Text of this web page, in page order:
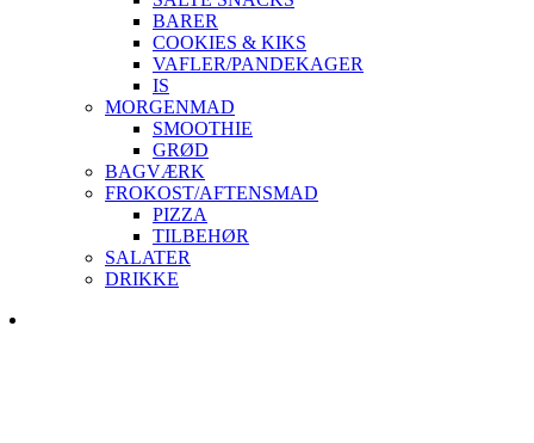
BARER
COOKIES & KIKS
VAFLER/PANDEKAGER
IS
MORGENMAD
SMOOTHIE
GRØD
BAGVÆRK
FROKOST/AFTENSMAD
PIZZA
TILBEHØR
SALATER
DRIKKE
Skip